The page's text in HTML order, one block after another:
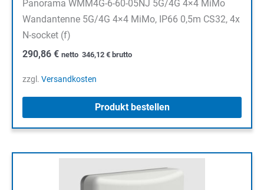
Panorama WMM4G-6-60-05NJ 5G/4G 4×4 MiMo
Wandantenne 5G/4G 4×4 MiMo, IP66 0,5m CS32, 4x
N-socket (f)
290,86 € netto 346,12 € brutto
zzgl. Versandkosten
Produkt bestellen